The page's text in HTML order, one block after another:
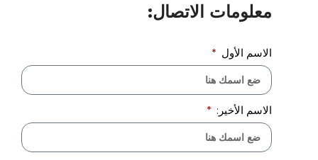
معلومات الاتصال:
الاسم الأول
الاسم الأخير: